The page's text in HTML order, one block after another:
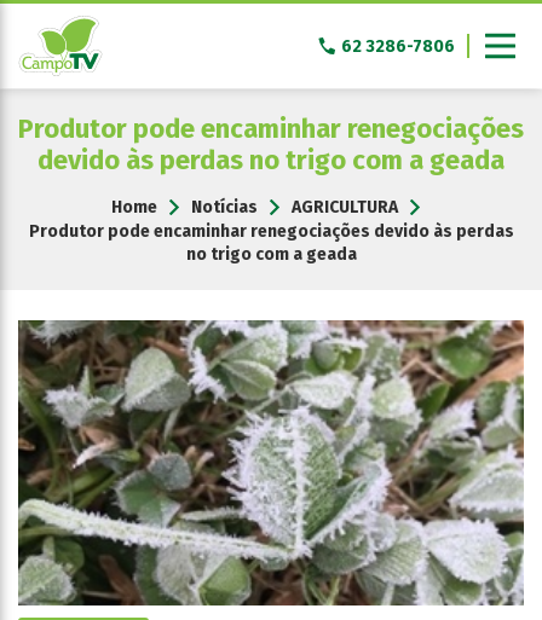
Pular
conteúdo
62 3286-7806
Produtor pode encaminhar renegociações
devido às perdas no trigo com a geada
Home Notícias
AGRICULTURA
Produtor pode encaminhar renegociações devido às perdas
no trigo com a geada